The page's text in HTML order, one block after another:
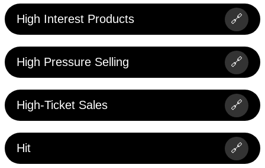
High Interest Products 🔗
High Pressure Selling 🔗
High-Ticket Sales 🔗
Hit 🔗